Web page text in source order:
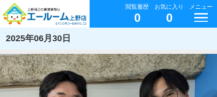
閲覧履歴
0
お気に入り
0
メニュー
2025年06月30日